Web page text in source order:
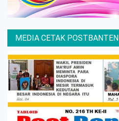
MEDIA CETAK POSTBANTEN